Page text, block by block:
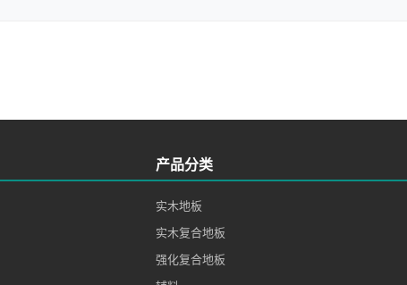
产品分类
实木地板
实木复合地板
强化复合地板